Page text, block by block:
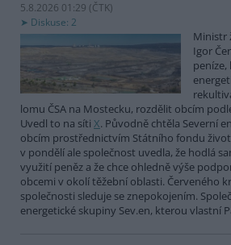
5.8.2026 01:29 (ČTK)
Diskuse: 2
Ministr
Igor
peníze,
lomu ČSA na Mostecku, rozdělit obcím
Uvedl to na síti X. Původně chtěla Severní
obcím prostřednictvím Státního fondu
v pondělí ale společnost uvedla, že hodlá
využití peněz a že chce ohledně výše
obcemi v okolí těžební oblasti. Červeného
společnosti sleduje se znepokojením.
energetické skupiny Sev.en, kterou vlastní